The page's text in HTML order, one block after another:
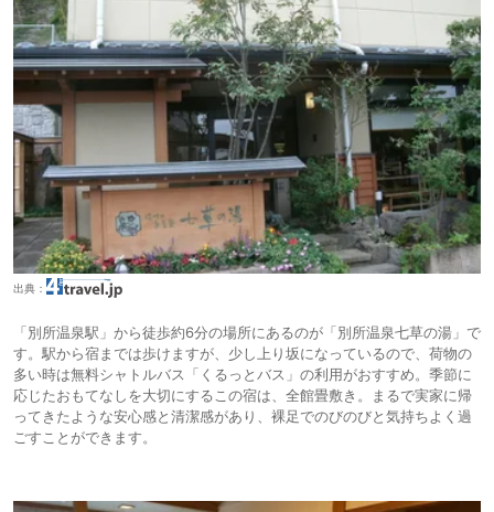
出典：
「別所温泉駅」から徒歩約6分の場所にあるのが「別所温泉七草の湯」で
す。駅から宿までは歩けますが、少し上り坂になっているので、荷物の
多い時は無料シャトルバス「くるっとバス」の利用がおすすめ。季節に
応じたおもてなしを大切にするこの宿は、全館畳敷き。まるで実家に帰
ってきたような安心感と清潔感があり、裸足でのびのびと気持ちよく過
ごすことができます。